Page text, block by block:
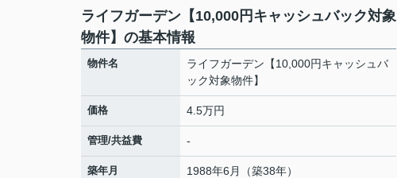
ライフガーデン【10,000円キャッシュバック対象
物件】の基本情報
物件名
ライフガーデン【10,000円キャッシュバ
ック対象物件】
価格 4.5万円
管理/共益費 -
築年月 1988年6月（築38年）